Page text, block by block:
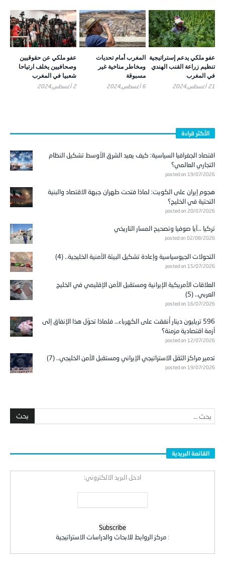
عفو ملكي يدعم إستراتيجية
تنظيم زراعة القنب الهندي
في المغرب
21 أغسطس,2024
المغرب أمام تحديات
ومخاطر مناخية غير
مسبوقة
6 أغسطس,2024
عفو ملكي عن حقوقيين
وصحافيين يخلف ارتياحا
شعبيا في المغرب
2 أغسطس,2024
الأكثر قراءة
اقتصاد الجغرافيا السياسية: كيف يعيد الشرق الأوسط تشكيل النظام
التجاري العالمي؟
posted on 19/07/2026
هجوم إيران على الكويت: لماذا فتحت طهران جبهة الاقتصاد والبنية
التحتية في الخليج؟
posted on 20/07/2026
تركيا …آيا صوفيا وتصحيح المسار التاريخي
posted on 02/08/2026
التحولات الجيوسياسية وإعادة تشكيل البيئة الأمنية الخليجية.. (4)
posted on 15/07/2026
العلاقات الأمريكية الإيرانية ومستقبل الأمن الإقليمي في الخليج
العربي.. (5)
posted on 16/07/2026
596 تريليون دينار أُنفقت على الكهرباء… فلماذا تحوّل هذا الإنفاق إلى
أزمة اقتصادية مزمنة؟
posted on 12/07/2026
تدمير مراكز الثقل الاستراتيجي الإيراني ومستقبل الأمن الخليجي.. (7)
posted on 19/07/2026
القائمة البريدية
ادخل البريد الالكتروني:
: مركز الروابط للابحاث والدراسات الاستراتيجية